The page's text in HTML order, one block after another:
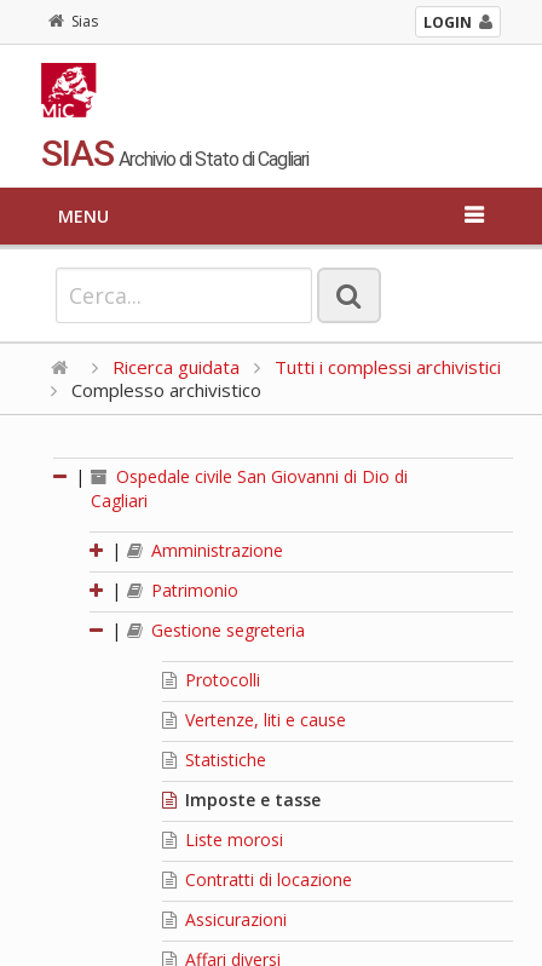
Sias LOGIN
SIAS Archivio di Stato di Cagliari
MENU
Ricerca guidata
Tutti i complessi archivistici
Complesso archivistico
|
Ospedale civile San Giovanni di Dio di
Cagliari
|
Amministrazione
|
Patrimonio
|
Gestione segreteria
Protocolli
Vertenze, liti e cause
Statistiche
Imposte e tasse
Liste morosi
Contratti di locazione
Assicurazioni
Affari diversi